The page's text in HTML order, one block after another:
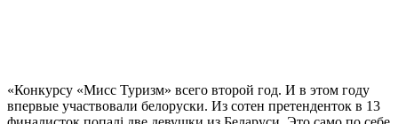
«Конкурсу «Мисс Туризм» всего второй год. И в этом году
впервые участвовали белоруски. Из сотен претенденток в 13